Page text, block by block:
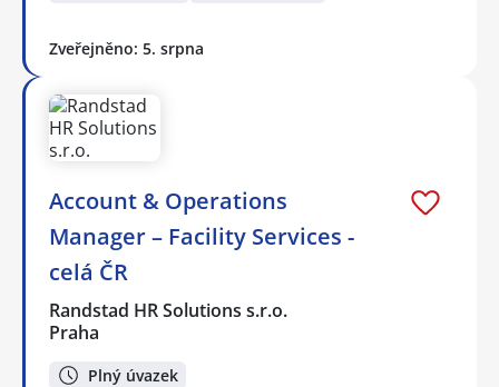
Zveřejněno: 5. srpna
Account & Operations
Manager – Facility Services -
celá ČR
Randstad HR Solutions s.r.o.
Praha
Plný úvazek